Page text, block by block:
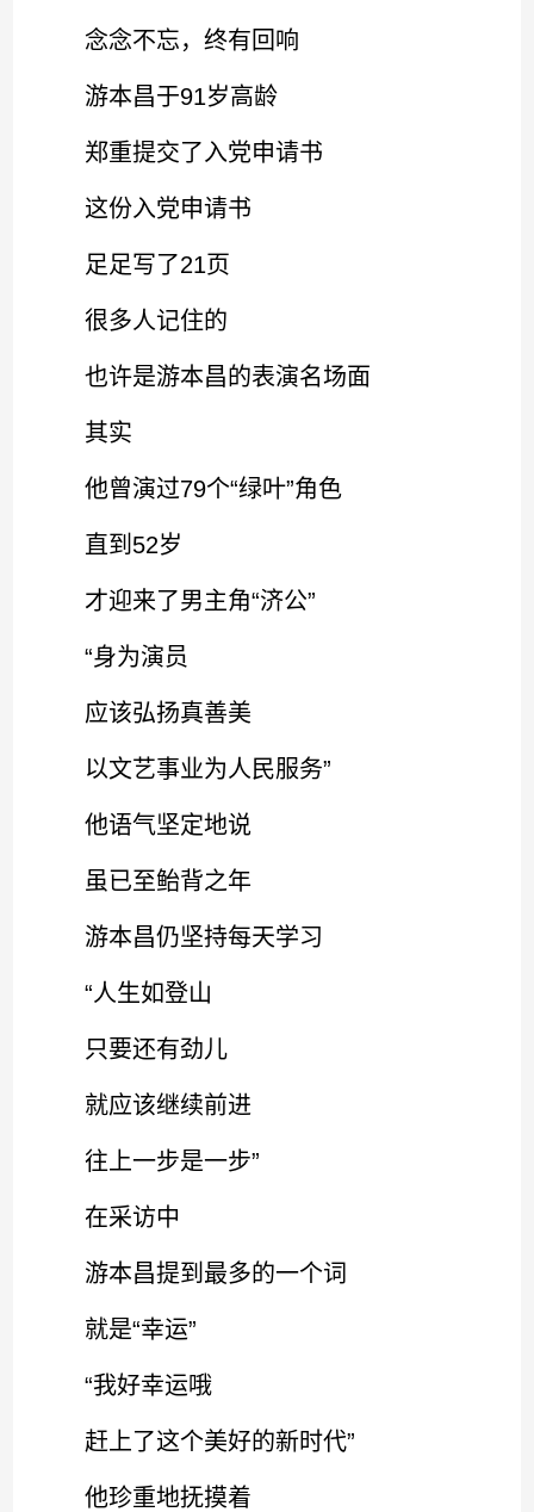
念念不忘，终有回响
游本昌于91岁高龄
郑重提交了入党申请书
这份入党申请书
足足写了21页
很多人记住的
也许是游本昌的表演名场面
其实
他曾演过79个“绿叶”角色
直到52岁
才迎来了男主角“济公”
“身为演员
应该弘扬真善美
以文艺事业为人民服务”
他语气坚定地说
虽已至鲐背之年
游本昌仍坚持每天学习
“人生如登山
只要还有劲儿
就应该继续前进
往上一步是一步”
在采访中
游本昌提到最多的一个词
就是“幸运”
“我好幸运哦
赶上了这个美好的新时代”
他珍重地抚摸着